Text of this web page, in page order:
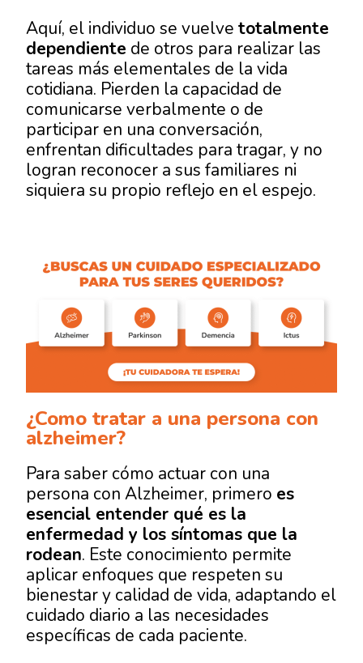
Aquí, el individuo se vuelvetotalmente
dependiente de otros para realizar las
tareas más elementales de la vida
cotidiana. Pierden la capacidad de
comunicarse verbalmente o de
participar en una conversación,
enfrentan dificultades para tragar, y no
logran reconocer a sus familiares ni
siquiera su propio reflejo en el espejo.
¿Como tratar a una persona con
alzheimer?
Para saber cómo actuar con una
persona con Alzheimer, primero es
esencial entender qué es la
enfermedad y los síntomas que la
rodean. Este conocimiento permite
aplicar enfoques que respeten su
bienestar y calidad de vida, adaptando el
cuidado diario a las necesidades
específicas de cada paciente.